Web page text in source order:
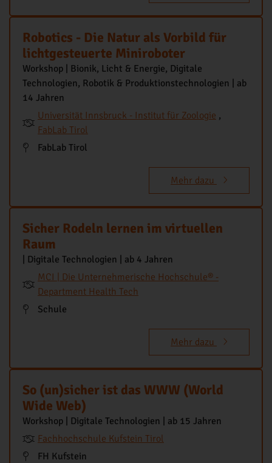
Robotics - Die Natur als Vorbild für
lichtgesteuerte Miniroboter
Workshop | Bionik, Licht & Energie, Digitale
Technologien, Robotik & Produktionstechnologien | ab
14 Jahren
Universität Innsbruck - Institut für Zoologie ,
FabLab Tirol
FabLab Tirol
Mehr dazu
Sicher Rodeln lernen im virtuellen
Raum
| Digitale Technologien | ab 4 Jahren
MCI | Die Unternehmerische Hochschule® -
Department Health Tech
Schule
Mehr dazu
So (un)sicher ist das WWW (World
Wide Web)
Workshop | Digitale Technologien | ab 15 Jahren
Fachhochschule Kufstein Tirol
FH Kufstein